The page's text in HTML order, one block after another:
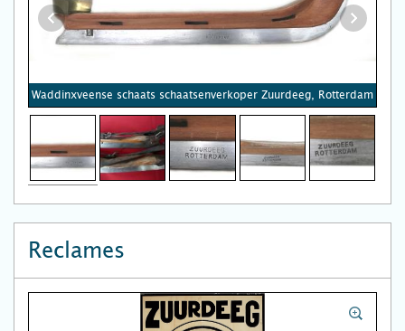
Waddinxveense schaats schaatsenverkoper Zuurdeeg, Rotterdam
Reclames